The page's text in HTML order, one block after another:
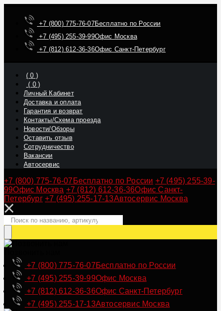
+7 (800) 775-76-07Бесплатно по России
+7 (495) 255-39-99Офис Москва
+7 (812) 612-36-36Офис Санкт-Петербург
(0 )
( 0)
Личный Кабинет
Доставка и оплата
Гарантия и возврат
Контакты/Схема проезда
Новости/Обзоры
Оставить отзыв
Сотрудничество
Вакансии
Автосервис
+7 (800) 775-76-07 Бесплатно по России +7 (495) 255-39-
99Офис Москва +7 (812) 612-36-36Офис Санкт-
Петербург +7 (495) 255-17-13Автосервис Москва
+7 (800) 775-76-07Бесплатно по России
+7 (495) 255-39-99Офис Москва
+7 (812) 612-36-36Офис Санкт-Петербург
+7 (495) 255-17-13Автосервис Москва